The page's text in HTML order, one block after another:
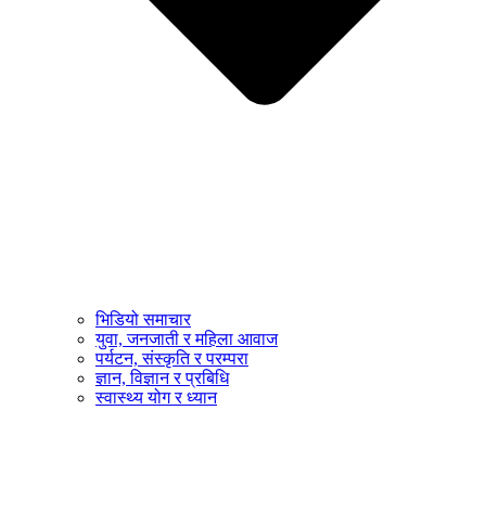
भिडियो समाचार
युवा, जनजाती र महिला आवाज
पर्यटन, संस्कृति र परम्परा
ज्ञान, विज्ञान र प्रबिधि
स्वास्थ्य योग र ध्यान